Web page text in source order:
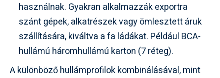
használnak. Gyakran alkalmazzák exportra
szánt gépek, alkatrészek vagy ömlesztett áruk
szállítására, kiváltva a fa ládákat. Például BCA-
hullámú háromhullámú karton (7 réteg).
A különböző hullámprofilok kombinálásával, mint